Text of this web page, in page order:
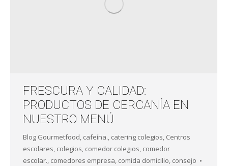
FRESCURA Y CALIDAD:
PRODUCTOS DE CERCANÍA EN
NUESTRO MENÚ
Blog Gourmetfood, cafeína., catering colegios, Centros
escolares, colegios, comedor colegios, comedor
escolar., comedores empresa, comida domicilio, consejo